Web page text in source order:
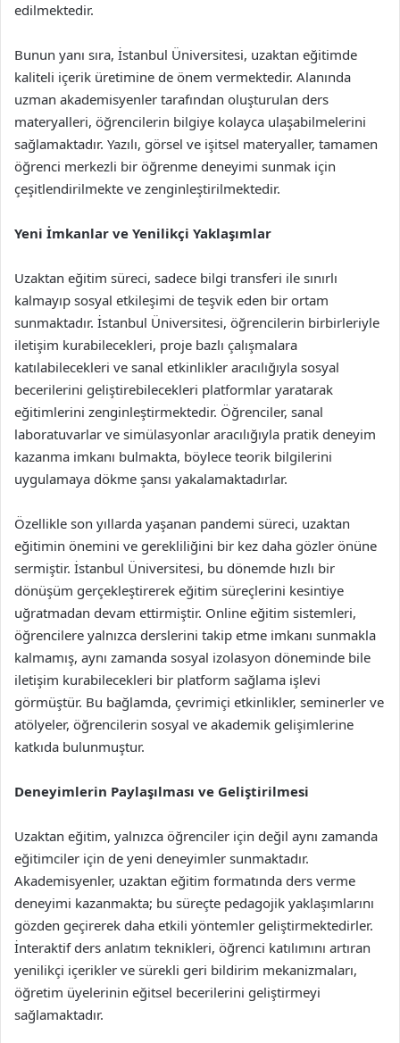
edilmektedir.
Bunun yanı sıra, İstanbul Üniversitesi, uzaktan eğitimde
kaliteli içerik üretimine de önem vermektedir. Alanında
uzman akademisyenler tarafından oluşturulan ders
materyalleri, öğrencilerin bilgiye kolayca ulaşabilmelerini
sağlamaktadır. Yazılı, görsel ve işitsel materyaller, tamamen
öğrenci merkezli bir öğrenme deneyimi sunmak için
çeşitlendirilmekte ve zenginleştirilmektedir.
Yeni İmkanlar ve Yenilikçi Yaklaşımlar
Uzaktan eğitim süreci, sadece bilgi transferi ile sınırlı
kalmayıp sosyal etkileşimi de teşvik eden bir ortam
sunmaktadır. İstanbul Üniversitesi, öğrencilerin birbirleriyle
iletişim kurabilecekleri, proje bazlı çalışmalara
katılabilecekleri ve sanal etkinlikler aracılığıyla sosyal
becerilerini geliştirebilecekleri platformlar yaratarak
eğitimlerini zenginleştirmektedir. Öğrenciler, sanal
laboratuvarlar ve simülasyonlar aracılığıyla pratik deneyim
kazanma imkanı bulmakta, böylece teorik bilgilerini
uygulamaya dökme şansı yakalamaktadırlar.
Özellikle son yıllarda yaşanan pandemi süreci, uzaktan
eğitimin önemini ve gerekliliğini bir kez daha gözler önüne
sermiştir. İstanbul Üniversitesi, bu dönemde hızlı bir
dönüşüm gerçekleştirerek eğitim süreçlerini kesintiye
uğratmadan devam ettirmiştir. Online eğitim sistemleri,
öğrencilere yalnızca derslerini takip etme imkanı sunmakla
kalmamış, aynı zamanda sosyal izolasyon döneminde bile
iletişim kurabilecekleri bir platform sağlama işlevi
görmüştür. Bu bağlamda, çevrimiçi etkinlikler, seminerler ve
atölyeler, öğrencilerin sosyal ve akademik gelişimlerine
katkıda bulunmuştur.
Deneyimlerin Paylaşılması ve Geliştirilmesi
Uzaktan eğitim, yalnızca öğrenciler için değil aynı zamanda
eğitimciler için de yeni deneyimler sunmaktadır.
Akademisyenler, uzaktan eğitim formatında ders verme
deneyimi kazanmakta; bu süreçte pedagojik yaklaşımlarını
gözden geçirerek daha etkili yöntemler geliştirmektedirler.
İnteraktif ders anlatım teknikleri, öğrenci katılımını artıran
yenilikçi içerikler ve sürekli geri bildirim mekanizmaları,
öğretim üyelerinin eğitsel becerilerini geliştirmeyi
sağlamaktadır.